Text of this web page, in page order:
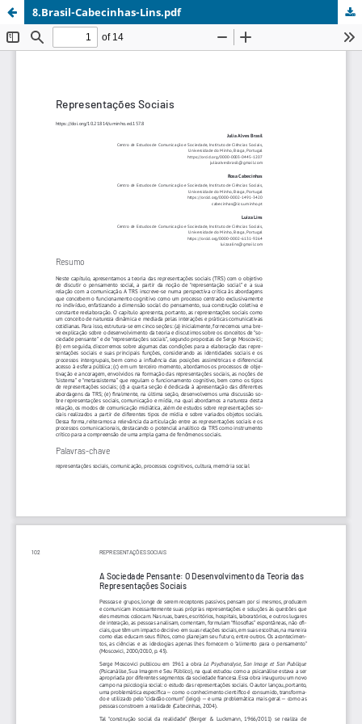
8.Brasil-Cabecinhas-Lins.pdf